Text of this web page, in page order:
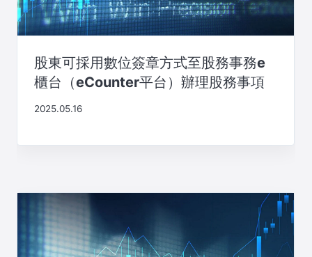
股東可採用數位簽章方式至股務事務e
櫃台（eCounter平台）辦理股務事項
2025.05.16